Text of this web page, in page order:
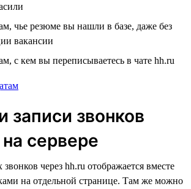
чье резюме вы нашли в базе, даже без
вакансии
с кем вы переписываетесь в чате hh.ru
записи звонков
сервере
через hh.ru отображается вместе
на отдельной странице. Там же можно